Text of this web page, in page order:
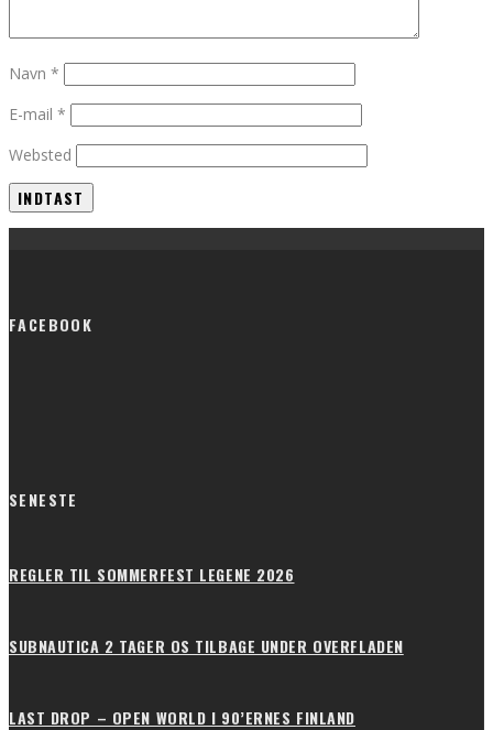
Navn *
E-mail *
Websted
FACEBOOK
SENESTE
REGLER TIL SOMMERFEST LEGENE 2026
SUBNAUTICA 2 TAGER OS TILBAGE UNDER OVERFLADEN
LAST DROP – OPEN WORLD I 90’ERNES FINLAND